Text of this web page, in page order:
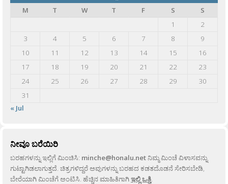
M
T W T F S
S
1
2
3
4 5 6 7 8
9
10
11 12 13 14 15
16
17
18 19 20 21 22
23
24
25 26 27 28 29
30
31
« Jul
ನೀವೂ ಬರೆಯಿರಿ
ಬರಹಗಳನ್ನು ಇಲ್ಲಿಗೆ ಮಿಂಚಿಸಿ: minche@honalu.netನಿಮ್ಮ ಮಿಂಚೆ ವಿಳಾಸವನ್ನು
ಗುಟ್ಟಾಗಿಡಲಾಗುತ್ತದೆ. ಚಿತ್ರಗಳಿದ್ದರೆ ಅವುಗಳನ್ನು ಬರಹದ ಕಡತದೊಡನೆ ಸೇರಿಸಬೇಡಿ,
ಬೇರೆಯಾಗಿ ಮಿಂಚೆಗೆ ಅಂಟಿಸಿ. ಹೆಚ್ಚಿನ ಮಾಹಿತಿಗಾಗಿಇಲ್ಲಿ ಒತ್ತಿ.